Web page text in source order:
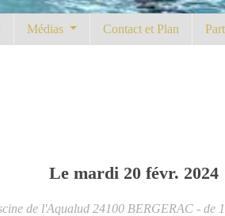
Médias Contact et Plan
Le mardi 20 févr. 2024
de l'Aqualud 24100 BERGERAC - de